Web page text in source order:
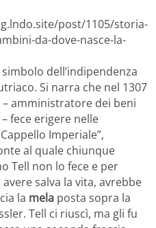
post/1105/storia-
da-dove-nasce-la-
dell’indipendenza
Si narra che nel 1307
– amministratore dei beni
fece erigere nelle
Imperiale”,
al quale chiunque
Tell non lo fece e per
salva la vita, avrebbe
la mela posta sopra la
Tell ci riuscì, ma gli fu